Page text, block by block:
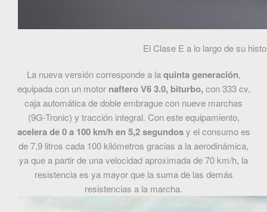
El Clase E a lo largo de su
La nueva versión corresponde a laquinta generación,
equipada con un motor naftero V6 3.0, biturbo, con 333 cv,
caja automática de doble embrague con nueve marchas
(9G-Tronic) y tracción integral. Con este equipamiento,
acelera de 0 a 100 km/h en 5,2 segundosy el consumo es
de 7,9 litros cada 100 kilómetros gracias a la aerodinámica,
ya que a partir de una velocidad aproximada de 70 km/h, la
resistencia es ya mayor que la suma de las demás
resistencias a la marcha.